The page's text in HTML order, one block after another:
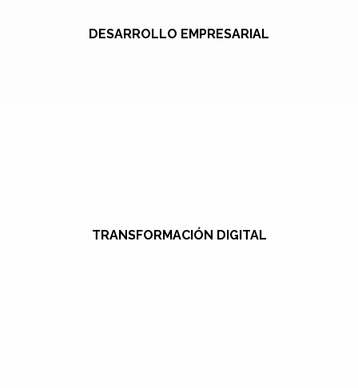
DESARROLLO EMPRESARIAL
TRANSFORMACIÓN DIGITAL